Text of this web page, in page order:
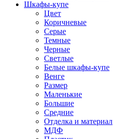
Шкафы-купе
Цвет
Коричневые
Серые
Темные
Черные
Светлые
Белые шкафы-купе
Венге
Размер
Маленькие
Большие
Средние
Отделка и материал
МДФ